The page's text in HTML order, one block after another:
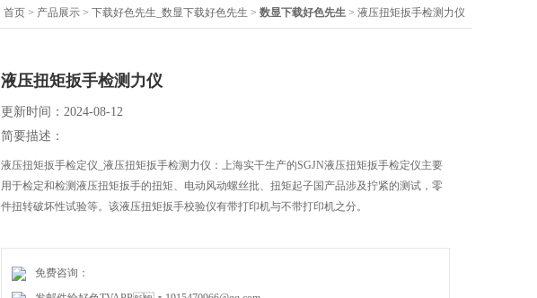
首页 > 产品展示 > 下载好色先生_数显下载好色先生 > 数显下载好色先生 > 液压扭矩扳手检测力仪
液压扭矩扳手检测力仪
更新时间：2024-08-12
简要描述：
液压扭矩扳手检定仪_液压扭矩扳手检测力仪：上海实干生产的SGJN液压扭矩扳手检定仪主要
用于检定和检测液压扭矩扳手的扭矩、电动风动螺丝批、扭矩起子国产品涉及拧紧的测试，零
件扭转破坏性试验等。该液压扭矩扳手校验仪有带打印机与不带打印机之分。
免费咨询：